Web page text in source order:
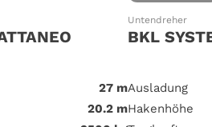
27 m
20.2 m
Untendreher
BKL
Ausladung
Hakenhöhe